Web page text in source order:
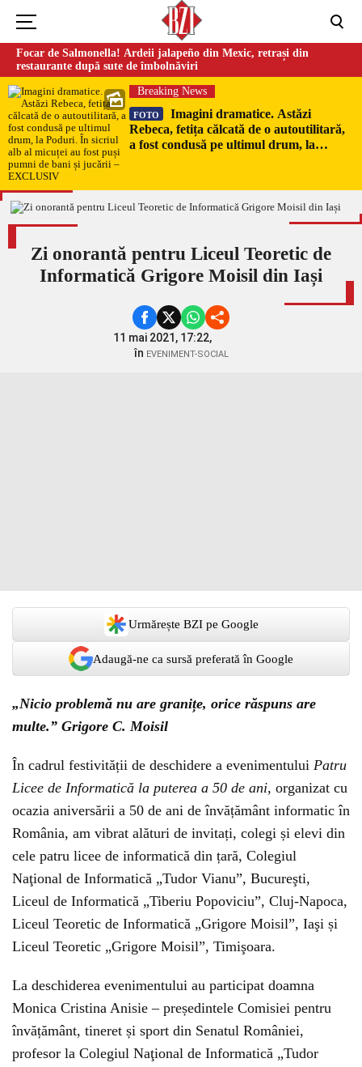
Focar de Salmonella! Ardeii jalapeño din Mexic, retrași din
restaurante după sute de îmbolnăviri
Breaking News
FOTO
Imagini dramatice. Astăzi
Rebeca, fetița călcată de o autoutilitară,
a fost condusă pe ultimul drum, la
EXCLUSIV
Zi onorantă pentru Liceul Teoretic de
Informatică Grigore Moisil din Iași
11 mai 2021, 17:22,
în EVENIMENT-SOCIAL
Urmărește BZI pe Google
Adaugă-ne ca sursă preferată în Google
„Nicio problemă nu are granițe, orice răspuns are
multe.” Grigore C. Moisil
În cadrul festivității de deschidere a evenimentului Patru
Licee de Informatică la puterea a 50 de ani, organizat cu
ocazia aniversării a 50 de ani de învățământ informatic în
România, am vibrat alături de invitați, colegi și elevi din
cele patru licee de informatică din țară, Colegiul
Naţional de Informatică „Tudor Vianu”, Bucureşti,
Liceul de Informatică „Tiberiu Popoviciu”, Cluj-Napoca,
Liceul Teoretic de Informatică „Grigore Moisil”, Iaşi și
Liceul Teoretic „Grigore Moisil”, Timişoara.
La deschiderea evenimentului au participat doamna
Monica Cristina Anisie – președintele Comisiei pentru
învățământ, tineret și sport din Senatul României,
profesor la Colegiul Naţional de Informatică „Tudor